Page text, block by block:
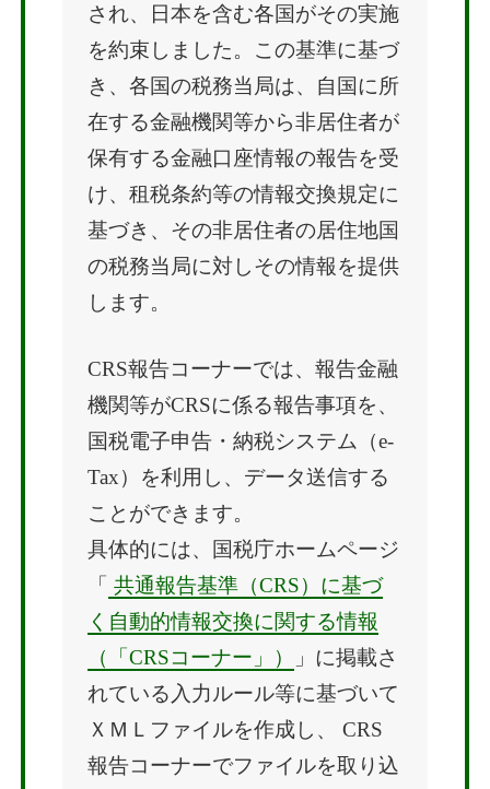
され、日本を含む各国がその実施
を約束しました。この基準に基づ
き、各国の税務当局は、自国に所
在する金融機関等から非居住者が
保有する金融口座情報の報告を受
け、租税条約等の情報交換規定に
基づき、その非居住者の居住地国
の税務当局に対しその情報を提供
します。
CRS報告コーナーでは、報告金融
機関等がCRSに係る報告事項を、
国税電子申告・納税システム（e-
Tax）を利用し、データ送信する
ことができます。
具体的には、国税庁ホームページ
「 共通報告基準（CRS）に基づ
く自動的情報交換に関する情報
（「CRSコーナー」）
」に掲載さ
れている入力ルール等に基づいて
ＸＭＬファイルを作成し、 CRS
報告コーナーでファイルを取り込